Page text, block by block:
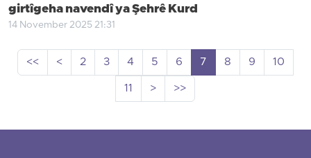
girtîgeha navendî ya Şehrê Kurd
14 November 2025 21:31
<< < 2 3 4 5 6 7 8 9
10
11
> >>